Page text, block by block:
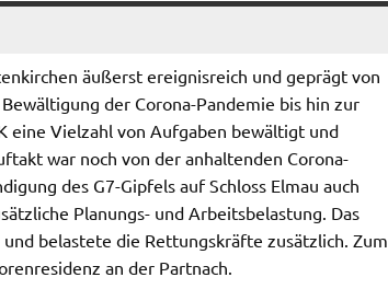
äußerst ereignisreich und geprägt von
der Corona-Pandemie bis hin zur
eine Vielzahl von Aufgaben bewältigt und
war noch von der anhaltenden Corona-
des G7-Gipfels auf Schloss Elmau auch
Planungs- und Arbeitsbelastung. Das
belastete die Rettungskräfte zusätzlich. Zum
an der Partnach.